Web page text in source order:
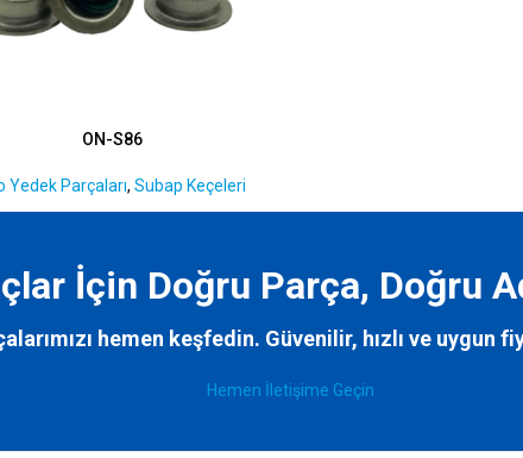
ON-S86
Yedek Parçaları, Subap Keçeleri
İçin Doğru Parça, Doğru
hemen keşfedin. Güvenilir, hızlı ve uygun
Hemen İletişime Geçin